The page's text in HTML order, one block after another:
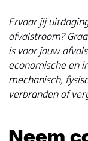
Ervaar jij
afvalstroom?
is voor jouw
economische en
mechanisch,
verbranden of